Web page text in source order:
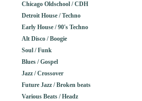
Chicago Oldschool / CDH
Detroit House / Techno
Early House / 90's Techno
Alt Disco / Boogie
Soul / Funk
Blues / Gospel
Jazz / Crossover
Future Jazz / Broken beats
Various Beats / Headz